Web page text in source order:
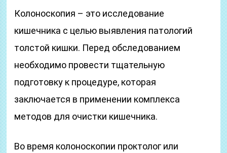
Колоноскопия – это исследование
кишечника с целью выявления патологий
толстой кишки. Перед обследованием
необходимо провести тщательную
подготовку к процедуре, которая
заключается в применении комплекса
методов для очистки кишечника.
Во время колоноскопии проктолог или